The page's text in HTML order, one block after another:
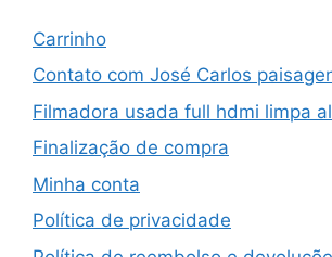
Carrinho
Contato com José Carlos
Filmadora usada full hdmi limpa
Finalização de compra
Minha conta
Política de privacidade